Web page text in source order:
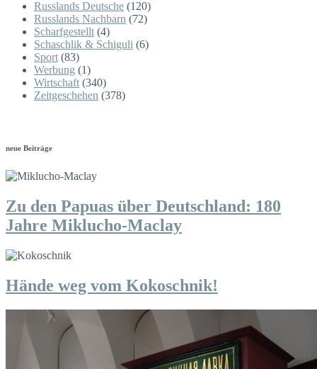
Russlands Deutsche (120)
Russlands Nachbarn (72)
Scharfgestellt (4)
Schaschlik & Schiguli (6)
Sport (83)
Werbung (1)
Wirtschaft (340)
Zeitgeschehen (378)
neue Beiträge
Zu den Papuas über Deutschland: 180
Jahre Miklucho-Maclay
Hände weg vom Kokoschnik!